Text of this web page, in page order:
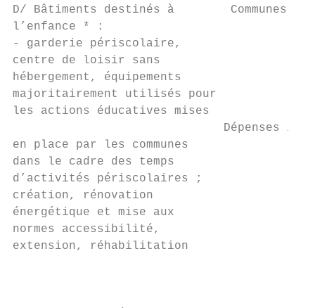
D/ Bâtiments destinés à        Communes
l’enfance * :
- garderie périscolaire,
centre de loisir sans
hébergement, équipements
majoritairement utilisés pour
les actions éducatives mises
Dépenses
en place par les communes
dans le cadre des temps
d’activités périscolaires ;
création, rénovation
énergétique et mise aux
normes accessibilité,
extension, réhabilitation